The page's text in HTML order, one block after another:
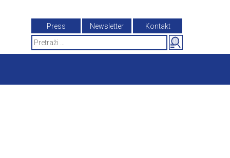
Press Newsletter
Kontakt
Search
for: